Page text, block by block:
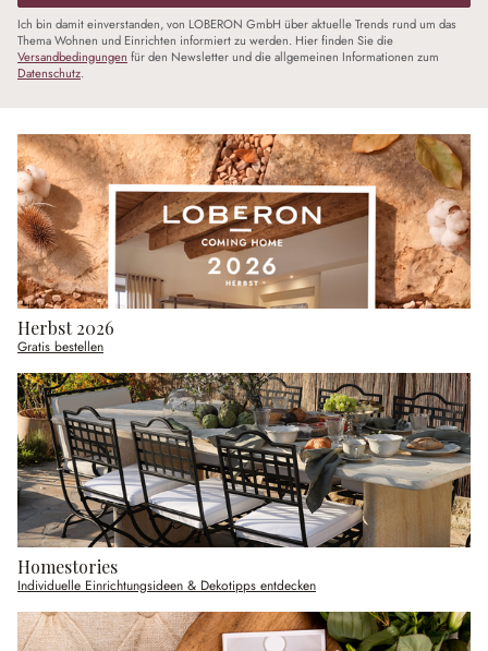
Ich bin damit einverstanden, von LOBERON GmbH über aktuelle Trends rund um das
Thema Wohnen und Einrichten informiert zu werden. Hier finden Sie die
Versandbedingungen für den Newsletter und die allgemeinen Informationen zum
Datenschutz.
Herbst 2026
Gratis bestellen
Homestories
Individuelle Einrichtungsideen & Dekotipps entdecken